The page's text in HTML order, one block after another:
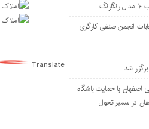
انجمن صنفی کارگری
شد
اصفهان با حمایت باشگاه
در مسیر تحول
Translate